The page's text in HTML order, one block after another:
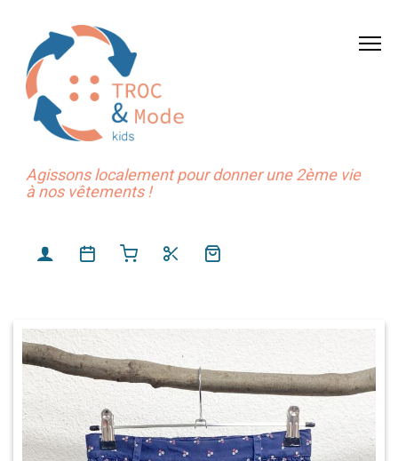
Agissons localement pour donner une 2ème vie
à nos vêtements !